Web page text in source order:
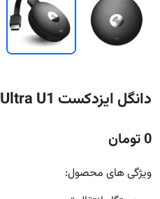
دانگل ایزدکست Ezcast Ultra U1
0 تومان
ویژگی های محصول: